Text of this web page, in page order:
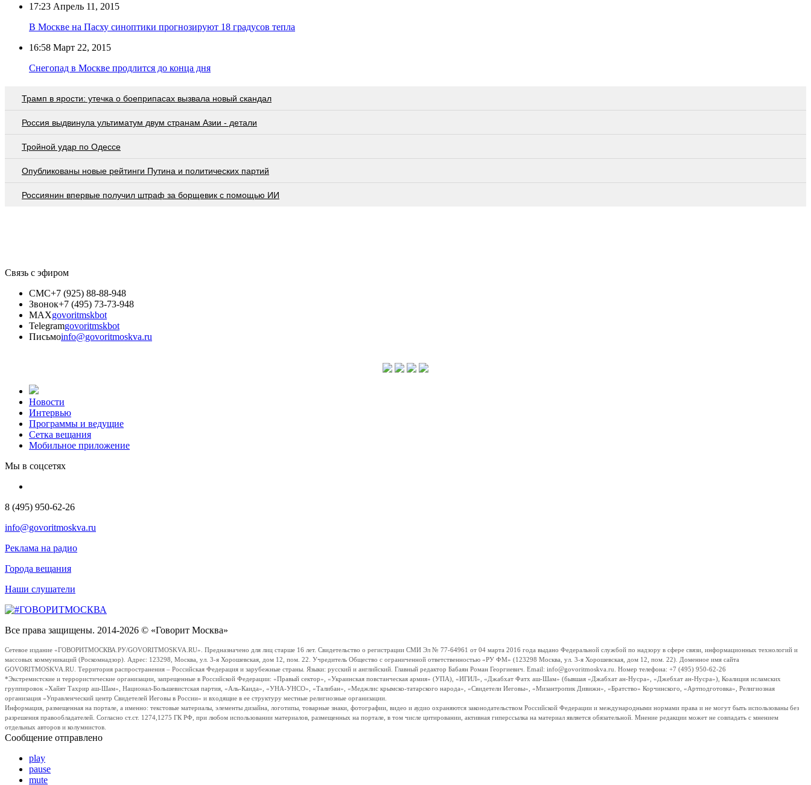
17:23 Апрель 11, 2015
В Москве на Пасху синоптики прогнозируют 18 градусов тепла
16:58 Март 22, 2015
Снегопад в Москве продлится до конца дня
Трамп в ярости: утечка о боеприпасах вызвала новый скандал
Россия выдвинула ультиматум двум странам Азии - детали
Тройной удар по Одессe
Опубликованы новые рейтинги Путина и политических партий
Россиянин впервые получил штраф за борщевик с помощью ИИ
Связь с эфиром
СМС+7 (925) 88-88-948
Звонок+7 (495) 73-73-948
MAXgovoritmskbot
Telegramgovoritmskbot
Письмоinfo@govoritmoskva.ru
Новости
Интервью
Программы и ведущие
Сетка вещания
Мобильное приложение
Мы в соцсетях
8 (495) 950-62-26
info@govoritmoskva.ru
Реклама на радио
Города вещания
Наши слушатели
Все права защищены. 2014-2026 © «Говорит Москва»
Сетевое издание «ГОВОРИТМОСКВА.РУ/GOVORITMOSKVA.RU». Предназначено для лиц старше 16 лет. Свидетельство о регистрации СМИ Эл № 77-64961 от 04 марта 2016 года выдано Федеральной службой по надзору в сфере связи, информационных технологий и
массовых коммуникаций (Роскомнадзор). Адрес: 123298, Москва, ул. 3-я Хорошевская, дом 12, пом. 22. Учредитель Общество с ограниченной ответственностью «РУ ФМ» (123298 Москва, ул. 3-я Хорошевская, дом 12, пом. 22). Доменное имя сайта
GOVORITMOSKVA.RU. Территория распространения – Российская Федерация и зарубежные страны. Языки: русский и английский. Главный редактор Бабаян Роман Георгиевич. Email: info@govoritmoskva.ru. Номер телефона: +7 (495) 950-62-26
*Экстремистские и террористические организации, запрещенные в Российской Федерации: «Правый сектор», «Украинская повстанческая армия» (УПА), «ИГИЛ», «Джабхат Фатх аш-Шам» (бывшая «Джабхат ан-Нусра», «Джебхат ан-Нусра»), Коалиция исламских
группировок «Хайят Тахрир аш-Шам», Национал-Большевистская партия, «Аль-Каида», «УНА-УНСО», «Талибан», «Меджлис крымско-татарского народа», «Свидетели Иеговы», «Мизантропик Дивижн», «Братство» Корчинского, «Артподготовка», Религиозная
организация «Управленческий центр Свидетелей Иеговы в России» и входящие в ее структуру местные религиозные организации.
Информация, размещенная на портале, а именно: текстовые материалы, элементы дизайна, логотипы, товарные знаки, фотографии, видео и аудио охраняются законодательством Российской Федерации и международными нормами права и не могут быть использованы без
разрешения правообладателей. Согласно ст.ст. 1274,1275 ГК РФ, при любом использовании материалов, размещенных на портале, в том числе цитировании, активная гиперссылка на материал является обязательной. Мнение редакции может не совпадать с мнением
отдельных авторов и колумнистов.
Сообщение отправлено
play
pause
mute